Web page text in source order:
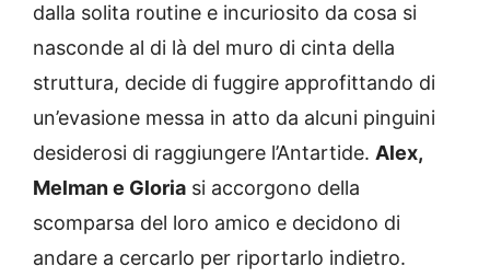
dalla solita routine e incuriosito da cosa si
nasconde al di là del muro di cinta della
struttura, decide di fuggire approfittando di
un’evasione messa in atto da alcuni pinguini
desiderosi di raggiungere l’Antartide. Alex,
Melman e Gloria si accorgono della
scomparsa del loro amico e decidono di
andare a cercarlo per riportarlo indietro.